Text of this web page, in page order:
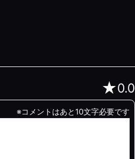
★0.0
※コメントはあと10文字必要です